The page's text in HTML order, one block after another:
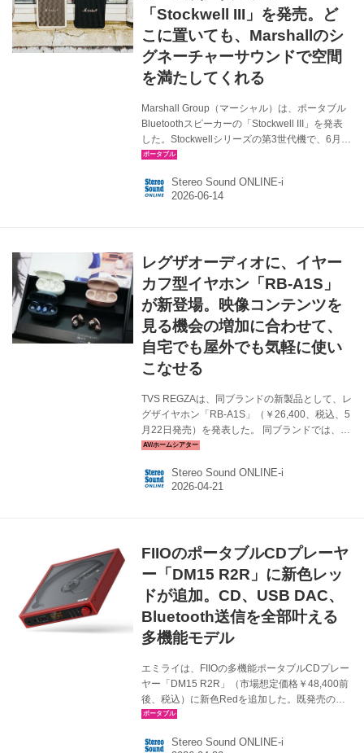
「Stockwell III」を発売。ど
こに置いても、Marshallのシ
グネーチャーサウンドで空間
を満たしてくれる
Marshall Group（マーシャル）は、ポータブル
Bluetoothスピーカーの「Stockwell III」を発表
した。Stockwellシリーズの第3世代機で、6月
10日からmarshall.comで、6月26日には全国の
込）。本体カラーはBlack & BrassとCreamの2
色。 Stockwell IIIは、どこに置いてもMarshallの
調整、小音量時には楽曲のディテイルや明瞭さ
を保つため、低音域と...
Stereo Sound ONLINE-i
レグザオーディオに、イヤー
カフ型イヤホン「RB-A1S」
が新登場。映像コンテンツを
見る機会の増加に合わせて、
自宅でも屋外でも気軽に使い
こなせる
TVS REGZAは、同ブランドの新製品として、レ
グザイヤホン「RB-A1S」（￥26,400、税込、5
月22日発売）を発表した。 同ブランドでは、映
像コンテンツを見る機器の市場が拡大している
グモニターといった製品をラインナップしてい
る。今回はそこに加えて、音を気軽に楽しめる
れで耳たぶを挟む形で装着する。イヤーピース
を耳の中に入れるタイプとは違い、装着感も快
適で長時間つけていても疲れにくいのがポイン
トだ。同社ではオフィ...
Stereo Sound ONLINE-i
FIIOのポータブルCDプレーヤ
ー「DM15 R2R」に新色レッ
ドが追加。CD、USB DAC、
Bluetooth送信を全部叶える
多機能モデル
エミライは、FIIOの多機能ポータブルCDプレー
ヤー「DM15 R2R」（市場想定価格￥48,400前
後、税込）に新色Redを追加した。既発売の
Black/Silver/Whiteと合わせて4色展開となる。
再生に留まらず、最大384kHz/32ビット対応の
Stereo Sound ONLINE-i